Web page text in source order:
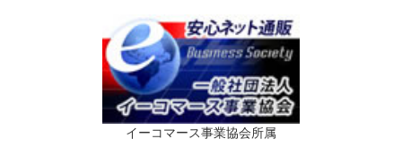
イーコマース事業協会所属